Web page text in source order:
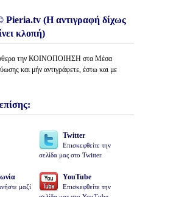
(Η αντιγραφή δίχως
κλοπή)
την ΚΟΙΝΟΠΟΙΗΣΗ στα Μέσα
και μήν αντιγράφετε, έστω και με
Twitter
Επισκεφθείτε την
σελίδα μας στο Twitter
μαζί
YouTube
Επισκεφθείτε την